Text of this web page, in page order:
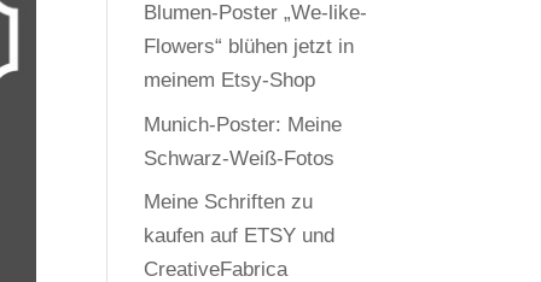
Blumen-Poster „We-like-
Flowers“ blühen jetzt in
meinem Etsy-Shop
Munich-Poster: Meine
Schwarz-Weiß-Fotos
Meine Schriften zu
kaufen auf ETSY und
CreativeFabrica